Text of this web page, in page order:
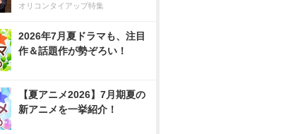
オリコンタイアップ特集
2026年7月夏ドラマも、注目
作＆話題作が勢ぞろい！
【夏アニメ2026】7月期夏の
新アニメを一挙紹介！